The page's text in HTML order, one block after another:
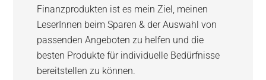
Finanzprodukten ist es mein Ziel, meinen
LeserInnen beim Sparen & der Auswahl von
passenden Angeboten zu helfen und die
besten Produkte für individuelle Bedürfnisse
bereitstellen zu können.